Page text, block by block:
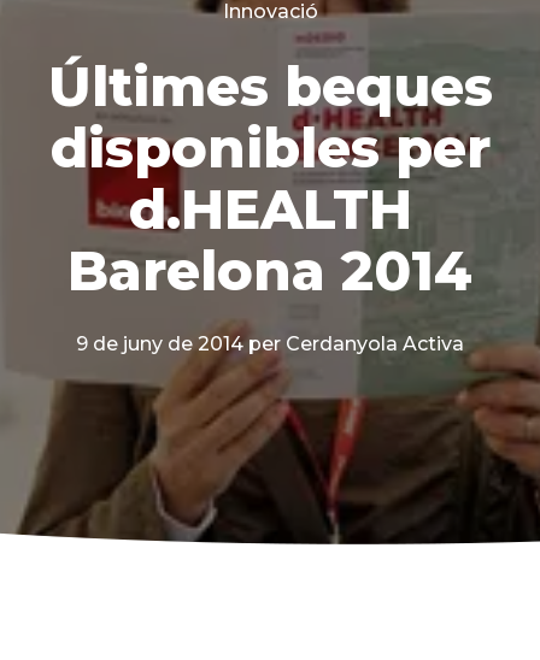
Categories
Innovació
Últimes beques
disponibles per
d.HEALTH
Barelona 2014
9 de juny de 2014 per Cerdanyola Activa